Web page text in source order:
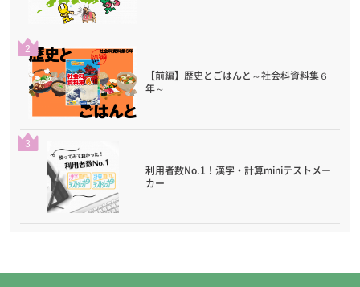
2
【前編】歴史とごはんと～社会科資料集６
年～
3
利用者数No.1！漢字・計算miniテストメー
カー